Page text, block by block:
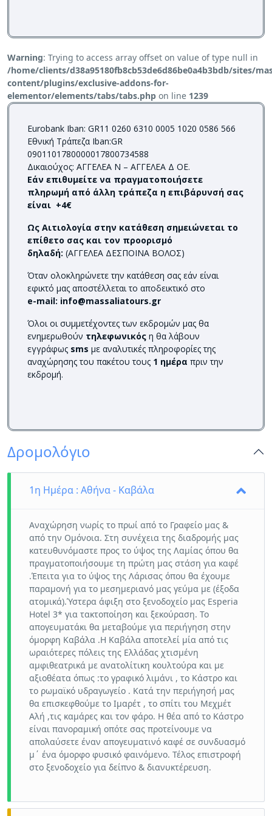
Warning: Trying to access array offset on value of type null in
/home/clients/d38a95180fb8cb53de6d86be0a4b3bdb/sites/
content/plugins/exclusive-addons-for-
elementor/elements/tabs/tabs.php on line 1239
Eurobank Iban: GR11 0260 6310 0005 1020 0586 566
Εθνική Τράπεζα Iban:GR
0901101780000017800734588
Δικαιούχος: ΑΓΓΕΛΕΑ Ν – ΑΓΓΕΛΕΑ Δ ΟΕ.
Εάν επιθυμείτε να πραγματοποιήσετε
πληρωμή από άλλη τράπεζα η επιβάρυνσή σας
είναι +4€
Ως Αιτιολογία στην κατάθεση σημειώνεται το
επίθετο σας και τον προορισμό
δηλαδή: (ΑΓΓΕΛΕΑ ΔΕΣΠΟΙΝΑ ΒΟΛΟΣ)
Όταν ολοκληρώνετε την κατάθεση σας εάν είναι
εφικτό μας αποστέλλεται το αποδεικτικό στο
e-mail: info@massaliatours.gr
Όλοι οι συμμετέχοντες των εκδρομών μας θα
ενημερωθούν τηλεφωνικός η θα λάβουν
εγγράφως sms με αναλυτικές πληροφορίες της
αναχώρησης του πακέτου τους 1 ημέρα πριν την
εκδρομή.
Δρομολόγιο
1η Ημέρα : Αθήνα - Καβάλα
Αναχώρηση νωρίς το πρωί από το Γραφείο μας &
από την Ομόνοια. Στη συνέχεια της διαδρομής μας
κατευθυνόμαστε προς το ύψος της Λαμίας όπου θα
πραγματοποιήσουμε τη πρώτη μας στάση για καφέ
.Έπειτα για το ύψος της Λάρισας όπου θα έχουμε
παραμονή για το μεσημεριανό μας γεύμα με (έξοδα
ατομικά).Ύστερα άφιξη στο ξενοδοχείο μας Esperia
Hotel 3* για τακτοποίηση και ξεκούραση. Το
απογευματάκι θα μεταβούμε για περιήγηση στην
όμορφη Καβάλα .Η Καβάλα αποτελεί μία από τις
ωραιότερες πόλεις της Ελλάδας χτισμένη
αμφιθεατρικά με ανατολίτικη κουλτούρα και με
αξιοθέατα όπως :το γραφικό λιμάνι , το Κάστρο και
το ρωμαϊκό υδραγωγείο . Κατά την περιήγησή μας
θα επισκεφθούμε το Ιμαρέτ , το σπίτι του Μεχμέτ
Αλή ,τις καμάρες και τον φάρο. Η θέα από το Κάστρο
είναι πανοραμική οπότε σας προτείνουμε να
απολαύσετε έναν απογευματινό καφέ σε συνδυασμό
μ΄ ένα όμορφο φυσικό φαινόμενο. Τέλος επιστροφή
στο ξενοδοχείο για δείπνο & διανυκτέρευση.